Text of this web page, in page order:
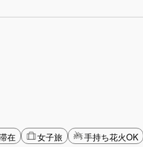
在 女子旅
手持ち花火OK